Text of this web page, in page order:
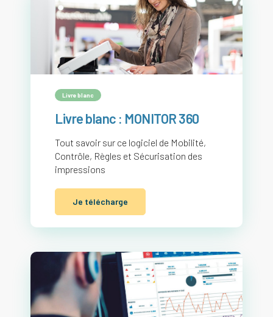
Livre blanc
Livre blanc : MONITOR 360
Tout savoir sur ce logiciel de Mobilité,
Contrôle, Règles et Sécurisation des
impressions
Je télécharge